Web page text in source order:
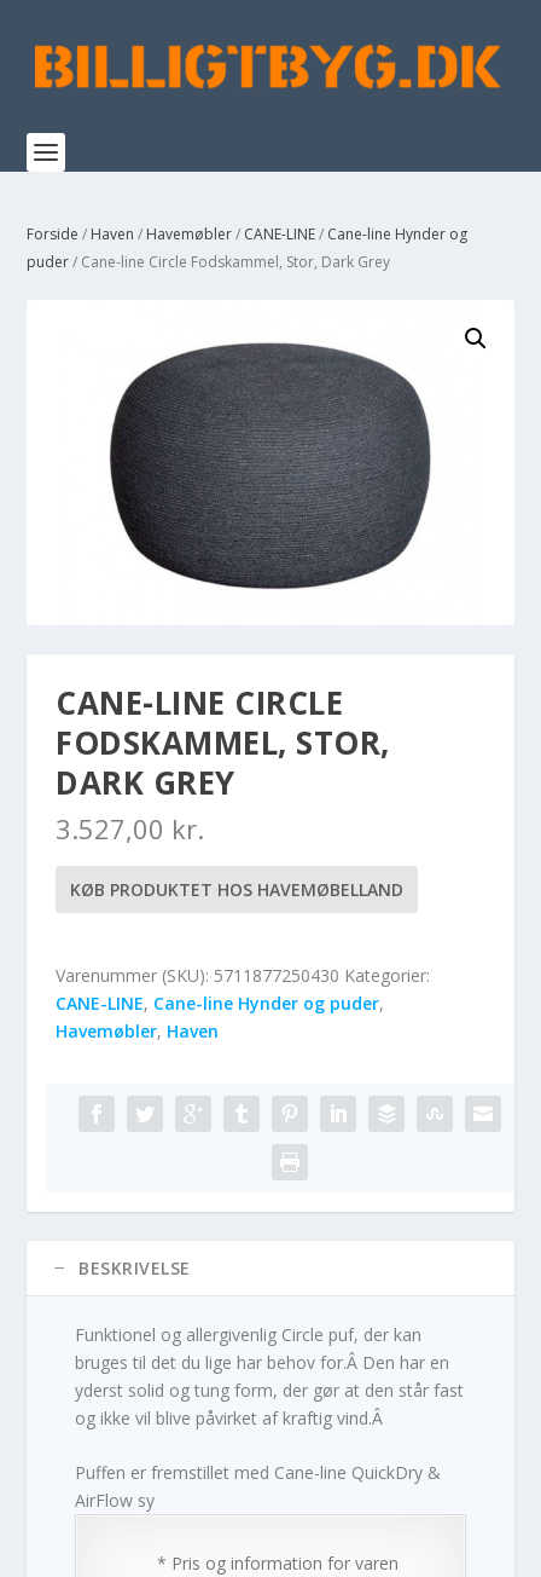
Forside / Haven / Havemøbler/ CANE-LINE/ Cane-line Hynder og
puder/ Cane-line Circle Fodskammel, Stor, Dark Grey
CANE-LINE CIRCLE
FODSKAMMEL, STOR,
DARK GREY
3.527,00 kr.
KØB PRODUKTET HOS HAVEMØBELLAND
Varenummer (SKU): 5711877250430 Kategorier:
CANE-LINE, Cane-line Hynder og puder,
Havemøbler, Haven
BESKRIVELSE
Funktionel og allergivenlig Circle puf, der kan
bruges til det du lige har behov for.Â Den har en
yderst solid og tung form, der gør at den står fast
og ikke vil blive påvirket af kraftig vind.Â
Puffen er fremstillet med Cane-line QuickDry &
AirFlow sy
* Pris og information for varen